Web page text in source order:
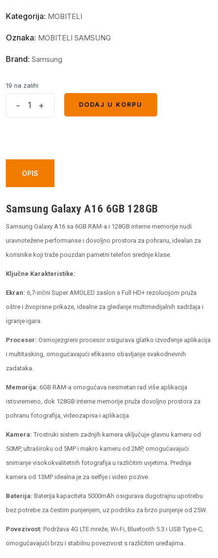
Kategorija: MOBITELI
Oznaka: MOBITELI SAMSUNG
Brand: Samsung
19 na zalihi
quantity
- +
DODAJ U KORPU
OPIS
Samsung Galaxy A16 6GB 128GB
Samsung Galaxy A16 sa 6GB RAM-a i 128GB interne memorije nudi
uravnotežene performanse i dovoljno prostora za pohranu, idealan za
korisnike koji traže pouzdan pametni telefon srednje klase.
Ključne Karakteristike:
Ekran: 6,7-inčni Super AMOLED zaslon s Full HD+ rezolucijom pruža
oštre i živopisne prikaze, idealne za gledanje multimedijalnih sadržaja i
igranje igara.
Procesor: Osmojezgreni procesor osigurava glatko izvođenje aplikacija
i multitasking, omogućavajući efikasno obavljanje svakodnevnih
zadataka.
Memorija: 6GB RAM-a omogućava nesmetan rad više aplikacija
istovremeno, dok 128GB interne memorije pruža dovoljno prostora za
pohranu fotografija, videozapisa i aplikacija.
Kamera: Trostruki sistem zadnjih kamera uključuje glavnu kameru od
50MP, ultraširoku od 5MP i makro kameru od 2MP, omogućavajući
snimanje visokokvalitetnih fotografija u različitim uvjetima. Prednja
kamera od 13MP idealna je za selfije i video pozive.
Baterija: Baterija kapaciteta 5000mAh osigurava dugotrajnu upotrebu
bez potrebe za čestim punjenjem, uz podršku za brzo punjenje od 25W.
Povezivost: Podržava 4G LTE mreže, Wi-Fi, Bluetooth 5.3 i USB Type-C,
omogućavajući brzu i stabilnu povezivost s različitim uređajima.